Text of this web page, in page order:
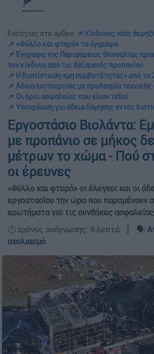
Ενότητες στο άρθρο: 📌 Κίνδυνος νέας
📌 «Φύλλο και φτερό» τα έγγραφα
📌 Έγγραφα της Περιφέρειας Θεσσαλίας
τον κίνδυνο από τις δεξαμενές προπανίου
📌 Η διαπίστωση «μη συμβατότητας» από το
📌 Άδεια λειτουργίας με προθεσμία
📌 Οι όροι ασφαλείας που είχαν τεθεί
📌 Υποχρέωση για άδεια δόμησης εντός
Εργοστάσιο Βιολάντα:
με προπάνιο σε μήκος
μέτρων το χώμα - Πού
οι έρευνες
«Φύλλο και φτερό» οι έλεγχοι και οι
εργοστασίου την ώρα που παραμένουν
ερωτήματα για τις συνθήκες ασφαλείας
🕛 χρόνος ανάγνωσης: 5 λεπτά ┋ 🗣️
σχολιασμό